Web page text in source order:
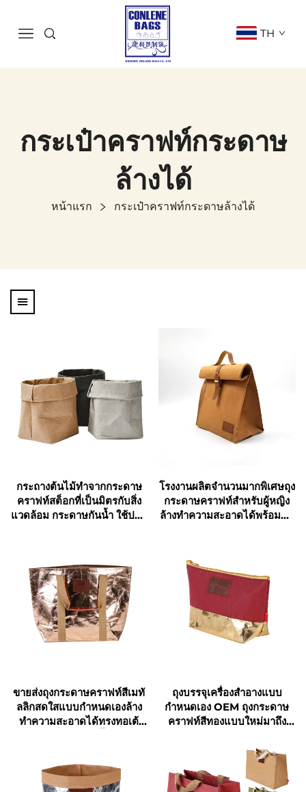
TH
กระเป๋าคราฟท์กระดาษ
ล้างได้
หน้าแรก กระเป๋าคราฟท์กระดาษล้างได้
กระถางต้นไม้ทำจากกระดาษ
คราฟท์สต็อกที่เป็นมิตรกับสิ่ง
แวดล้อม กระดาษกันน้ำ ใช้ปลูก
โรงงานผลิตจำนวนมากพิเศษถุง
กระดาษคราฟท์สำหรับผู้หญิง
ล้างทำความสะอาดได้พร้อมมือ
ขายส่งถุงกระดาษคราฟท์สีเมทั
ลลิกสดใสแบบกำหนดเองล้าง
ทำความสะอาดได้ทรงทอเต้
ถุงบรรจุเครื่องสำอางแบบ
กำหนดเอง OEM ถุงกระดาษ
คราฟท์สีทองแบบใหม่มาถึง
แบบกำหนดเองพร้อมดีไซน์ตัว